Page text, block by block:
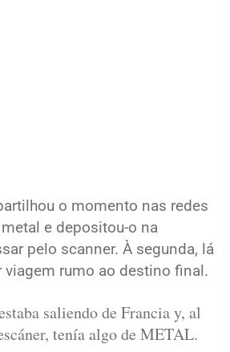
o momento nas redes
e depositou-o na
pelo scanner. À segunda, lá
viagem rumo ao destino final.
saliendo de Francia y, al
tenía algo de METAL.